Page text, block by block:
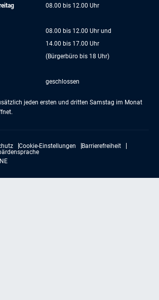
08.00 bis 12.00 Uhr
08.00 bis 12.00 Uhr und
14.00 bis 17.00 Uhr
(Bürgerbüro bis 18 Uhr)
geschlossen
jeden ersten und dritten Samstag im Monat
Cookie-Einstellungen
Barrierefreiheit